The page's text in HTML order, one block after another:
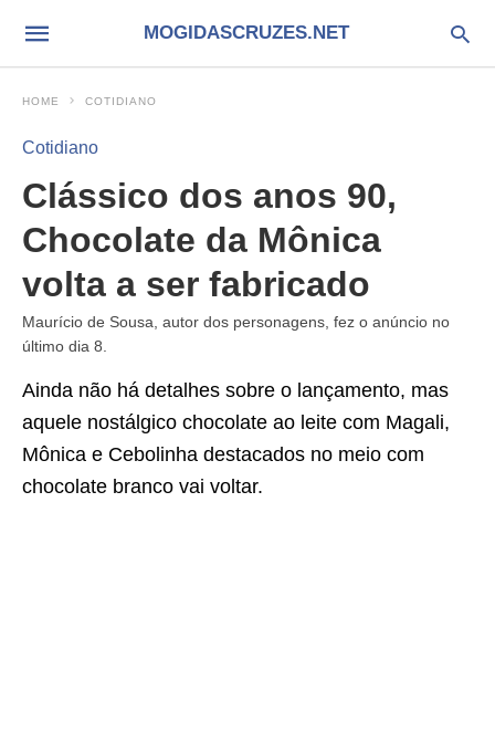
MOGIDASCRUZES.NET
HOME COTIDIANO
Cotidiano
Clássico dos anos 90,
Chocolate da Mônica
volta a ser fabricado
Maurício de Sousa, autor dos personagens, fez o anúncio no
último dia 8.
Ainda não há detalhes sobre o lançamento, mas
aquele nostálgico chocolate ao leite com Magali,
Mônica e Cebolinha destacados no meio com
chocolate branco vai voltar.